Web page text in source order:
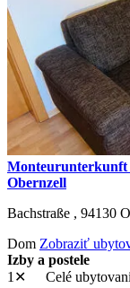
Monteurunterkunft
Obernzell
Bachstraße , 94130
Dom Zobraziť
Izby a postele
1✕
Celé